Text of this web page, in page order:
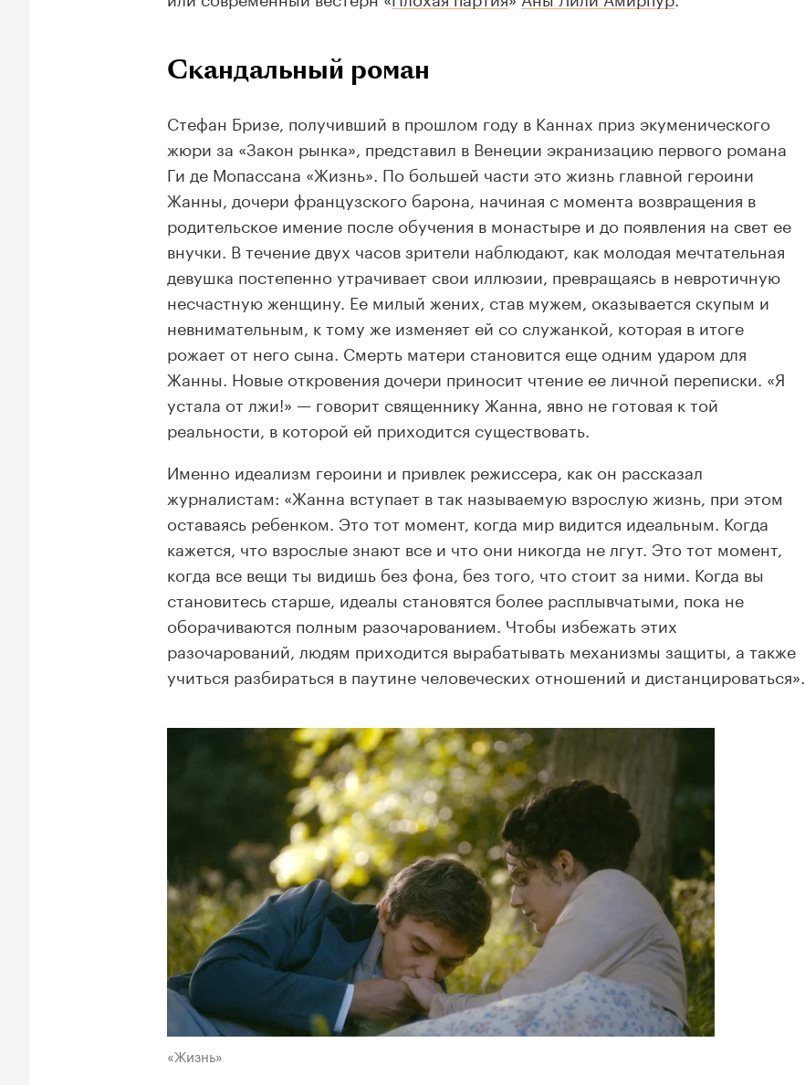
Скандальный роман
Стефан Бризе, получивший в прошлом году в Каннах приз экуменического
жюри за «Закон рынка», представил в Венеции экранизацию первого романа
Ги де Мопассана «Жизнь». По большей части это жизнь главной героини
Жанны, дочери французского барона, начиная с момента возвращения в
родительское имение после обучения в монастыре и до появления на свет ее
внучки. В течение двух часов зрители наблюдают, как молодая мечтательная
девушка постепенно утрачивает свои иллюзии, превращаясь в невротичную
несчастную женщину. Ее милый жених, став мужем, оказывается скупым и
невнимательным, к тому же изменяет ей со служанкой, которая в итоге
рожает от него сына. Смерть матери становится еще одним ударом для
Жанны. Новые откровения дочери приносит чтение ее личной переписки. «Я
устала от лжи!» — говорит священнику Жанна, явно не готовая к той
реальности, в которой ей приходится существовать.
Именно идеализм героини и привлек режиссера, как он рассказал
журналистам: «Жанна вступает в так называемую взрослую жизнь, при этом
оставаясь ребенком. Это тот момент, когда мир видится идеальным. Когда
кажется, что взрослые знают все и что они никогда не лгут. Это тот момент,
когда все вещи ты видишь без фона, без того, что стоит за ними. Когда вы
становитесь старше, идеалы становятся более расплывчатыми, пока не
оборачиваются полным разочарованием. Чтобы избежать этих
разочарований, людям приходится вырабатывать механизмы защиты, а также
учиться разбираться в паутине человеческих отношений и дистанцироваться».
«Жизнь»